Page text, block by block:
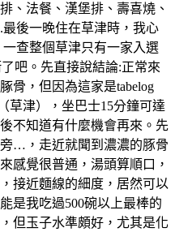
、法餐、漢堡排、壽喜燒、
後一晚住在草津時，我心
查整個草津只有一家入選
吧。先直接說結論:正常來
骨，但因為這家是tabelog
草津），坐巴士15分鐘可達
不知道有什麼機會再來。先
…，走近就聞到濃濃的豚骨
感覺很普通，湯頭算順口，
接近麵線的細度，居然可以
是我吃過500碗以上最棒的
但玉子水準頗好，尤其是化